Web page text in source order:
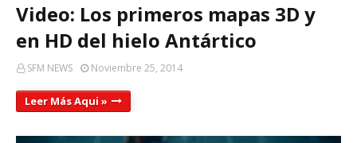
Video: Los primeros mapas 3D y
en HD del hielo Antártico
SFM NEWS Noviembre 25, 2014
Leer Más Aqui »